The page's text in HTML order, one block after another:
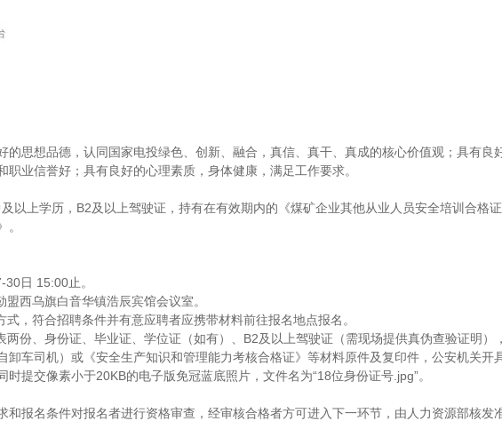
的思想品德，认同国家电投绿色、创新、融合，真信、真干、真成的核心价值观；具有良
职业信誉好；具有良好的心理素质，身体健康，满足工作要求。
以上学历，B2及以上驾驶证，持有在有效期内的《煤矿企业其他从业人员安全培训合格
。
日 15:00止。
西乌旗白音华镇浩辰宾馆会议室。
，符合招聘条件并有意应聘者应携带材料前往报名地点报名。
两份、身份证、毕业证、学位证（如有）、B2及以上驾驶证（需现场提供真伪查验证明
卸车司机）或《安全生产知识和管理能力考核合格证》等材料原件及复印件，公安机关开
提交像素小于20KB的电子版免冠蓝底照片，文件名为“18位身份证号.jpg”。
和报名条件对报名者进行资格审查，经审核合格者方可进入下一环节，由人力资源部核发